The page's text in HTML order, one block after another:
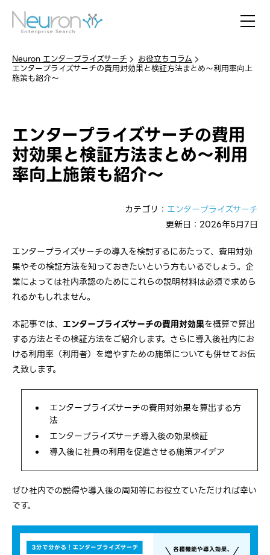
Neuron エンタープライズサーチ お役立ちコラム
エンタープライズサーチの費用対効果と検証方法まとめ〜利用率向上
施策も紹介〜
エンタープライズサーチの費用
対効果と検証方法まとめ〜利用
率向上施策も紹介〜
カテゴリ： エンタープライズサーチ
更新日：2026年5月7日
エンタープライズサーチの導入を検討するにあたって、費用対効
果やその検証方法を知っておきたいという方もいるでしょう。企
業によっては社内承認のためにこれらの説明材料は必須で求めら
れるかもしれません。
本記事では、 エンタープライズサーチの費用対効果を概算で算出
する方法とその検証方法をご紹介します。さらに導入後社内にお
ける利用率（利用者）を増やすための施策についても併せてお伝
え致します。
エンタープライズサーチの費用対効果を算出する方
法
エンタープライズサーチ導入後の効果検証
導入後に社員の利用を促進させる施策アイデア
ぜひ社内での説得や導入後の周知等にお役立ていただければ幸い
です。